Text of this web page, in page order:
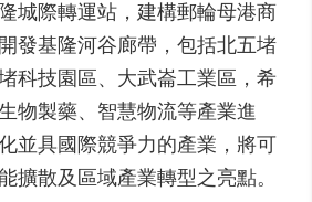
城際轉運站，建構郵輪母港商
發基隆河谷廊帶，包括北五堵
科技園區、大武崙工業區，希
物製藥、智慧物流等產業進
並具國際競爭力的產業，將可
擴散及區域產業轉型之亮點。